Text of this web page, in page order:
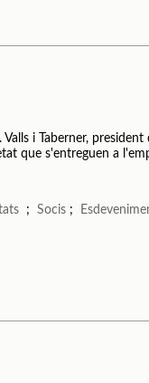
i Taberner,
que s'entreguen a
;Socis ;